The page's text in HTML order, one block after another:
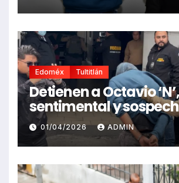
Edoméx Tultitlán
Detienen a Octavio
sentimental y
privar de la vida a
01/04/2026 ADMIN